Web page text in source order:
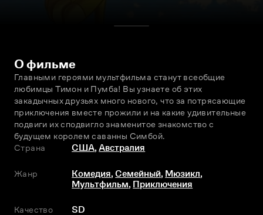
О фильме
Главными героями мультфильма станут всеобщие
любимцы Тимон и Пумба! Вы узнаете об этих
закадычных друзьях много нового, что за потрясающие
приключения вместе прожили и на какие удивительные
подвиги их сподвигло знаменитое знакомство с
будущем королем саванны Симбой.
Страна
США,Австралия
Жанр Комедия,Семейный, Мюзикл,
Мультфильм, Приключения
Качество SD